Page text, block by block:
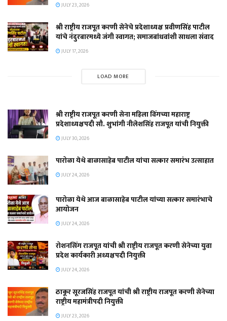
JULY 23, 2026
श्री राष्ट्रीय राजपूत करणी सेनेचे प्रदेशाध्यक्ष प्रवीणसिंह पाटील
यांचे नंदुरबारमध्ये जंगी स्वागत; समाजबांधवांशी साधला संवाद
JULY 17, 2026
LOAD MORE
श्री राष्ट्रीय राजपूत करणी सेना महिला विंगच्या महाराष्ट्र
प्रदेशाध्यक्षपदी सौ. शुभांगी नीलेशसिंह राजपूत यांची नियुक्ती
JULY 30, 2026
पारोळा येथे बाळासाहेब पाटील यांचा सत्कार समारंभ उत्साहात
JULY 24, 2026
पारोळा येथे आज बाळासाहेब पाटील यांच्या सत्कार समारंभाचे
आयोजन
JULY 24, 2026
रोशनसिंग राजपूत यांची श्री राष्ट्रीय राजपूत करणी सेनेच्या युवा
प्रदेश कार्यकारी अध्यक्षपदी नियुक्ती
JULY 24, 2026
ठाकूर सूरजसिंह राजपूत यांची श्री राष्ट्रीय राजपूत करणी सेनेच्या
राष्ट्रीय महामंत्रीपदी नियुक्ती
JULY 23, 2026